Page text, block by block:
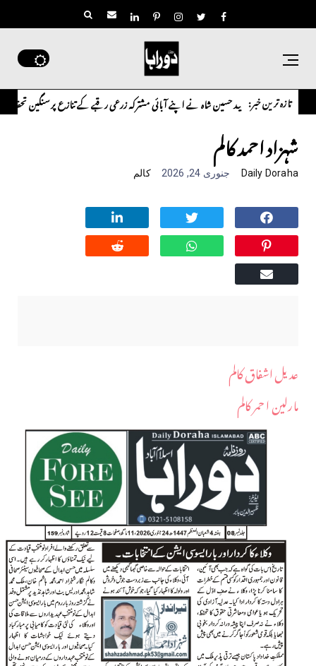
تازہ ترین خبر:
ڈاکٹر سعید حسین شاہ نے اپنے آبائی مشترکہ زرعی رقبے کے تنازع پر سنگین تحفظات کا
شہزاد احمد کالم
Daily Doraha جنوری 24, 2026 کالم
عدیل اشفاق کالم
مارلین ا حمر کالم